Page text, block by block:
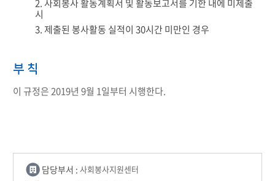
2. 사회봉사 활동계획서 및 활동보고서를 기한 내에 미제출
시
3. 제출된 봉사활동 실적이 30시간 미만인 경우
부 칙
이 규정은 2019년 9월 1일부터 시행한다.
담당부서 : 사회봉사지원센터